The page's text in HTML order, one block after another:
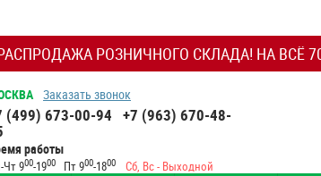
РОЗНИЧНОГО СКЛАДА! НА ВСЁ
Заказать звонок
(499) 673-00-94 +7 (963) 670-48-
работы
Чт 900-1900 Пт 900-1800 Сб, Вс - Выходной